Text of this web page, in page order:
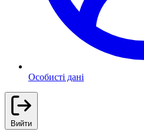
Особисті дані
Вийти